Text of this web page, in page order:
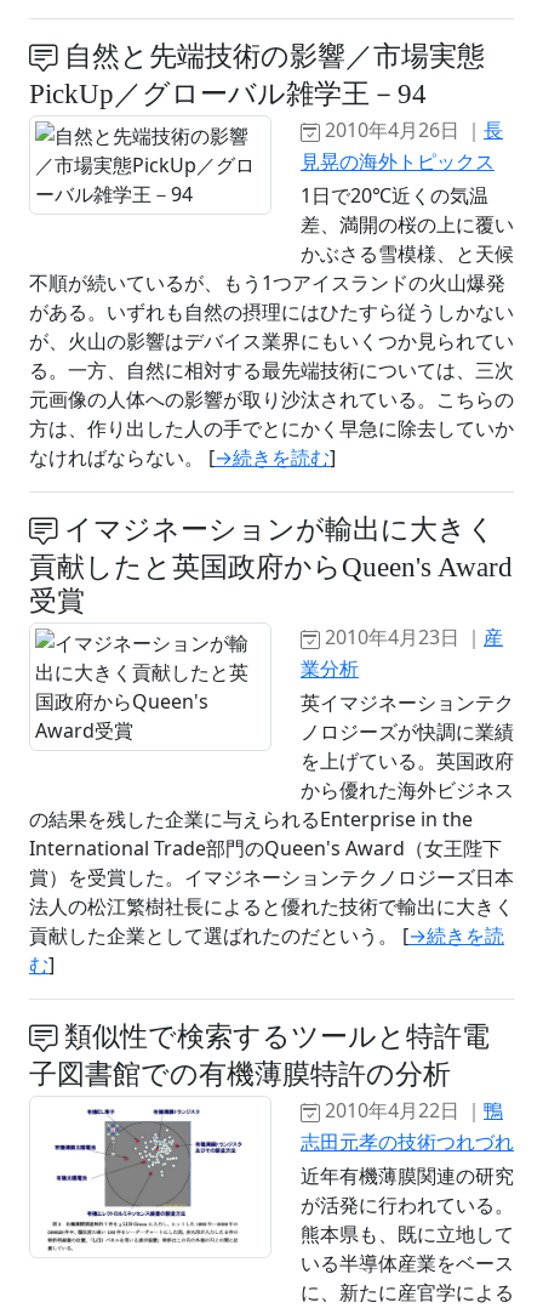
自然と先端技術の影響／市場実態
PickUp／グローバル雑学王－94
2010年4月26日 ｜ 長
見晃の海外トピックス
1日で20℃近くの気温
差、満開の桜の上に覆い
かぶさる雪模様、と天候
不順が続いているが、もう1つアイスランドの火山爆発
がある。いずれも自然の摂理にはひたすら従うしかない
が、火山の影響はデバイス業界にもいくつか見られてい
る。一方、自然に相対する最先端技術については、三次
元画像の人体への影響が取り沙汰されている。こちらの
方は、作り出した人の手でとにかく早急に除去していか
なければならない。 [→続きを読む]
イマジネーションが輸出に大きく
貢献したと英国政府からQueen's Award
受賞
2010年4月23日 ｜ 産
業分析
英イマジネーションテク
ノロジーズが快調に業績
を上げている。英国政府
から優れた海外ビジネス
の結果を残した企業に与えられるEnterprise in the
International Trade部門のQueen's Award（女王陛下
賞）を受賞した。イマジネーションテクノロジーズ日本
法人の松江繁樹社長によると優れた技術で輸出に大きく
貢献した企業として選ばれたのだという。 [→続きを読
む]
類似性で検索するツールと特許電
子図書館での有機薄膜特許の分析
2010年4月22日 ｜ 鴨
志田元孝の技術つれづれ
近年有機薄膜関連の研究
が活発に行われている。
熊本県も、既に立地して
いる半導体産業をベース
に、新たに産官学による